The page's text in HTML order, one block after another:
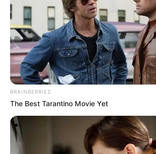
BRAINBERRIES
The Best Tarantino Movie Yet